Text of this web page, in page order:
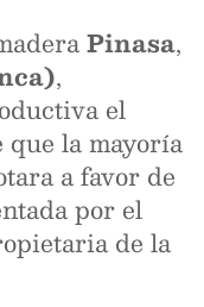
Pinasa,
,
el
que la mayoría
a favor de
por el
de la